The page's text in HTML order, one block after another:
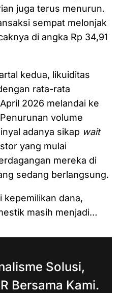
juga terus menurun.
sempat melonjak
di angka Rp 34,91
kedua, likuiditas
rata-rata
2026 melandai ke
volume
adanya sikap wait
yang mulai
mereka di
sedang berlangsung.
kepemilikan dana,
masih menjadi…
Solusi,
Bersama Kami.